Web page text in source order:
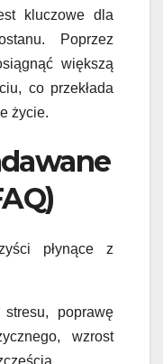
kluczowe dla
Poprzez
większą
co przekłada
życie.
płynące z
poprawę
wzrost